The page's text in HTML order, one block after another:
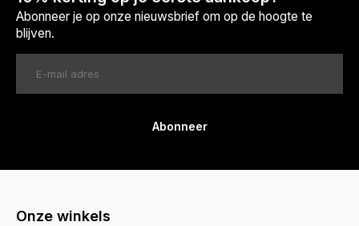
Abonneer je op onze nieuwsbrief om op de hoogte te
blijven.
Abonneer
Onze winkels